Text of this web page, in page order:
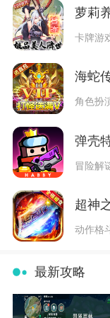
萝莉
卡牌游
海蛇
角色扮
弹壳
冒险解
超神
动作格
最新攻略